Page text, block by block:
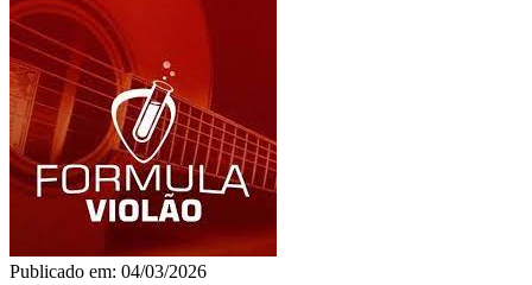
Publicado em: 04/03/2026